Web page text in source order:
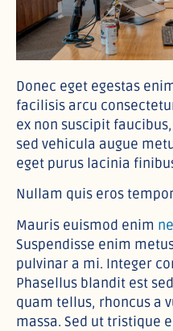
Donec eget egestas
facilisis arcu
ex non suscipit
sed vehicula augue
eget purus lacinia
Nullam quis eros
Mauris euismod enim
Suspendisse enim
pulvinar a mi. Integer
Phasellus blandit est
quam tellus, rhoncus a
massa. Sed ut tristique